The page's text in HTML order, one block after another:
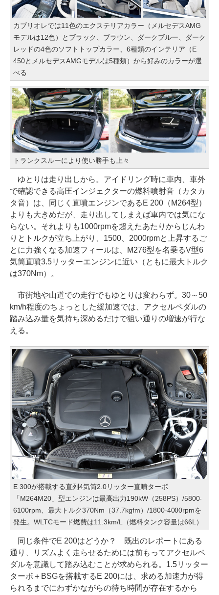
カブリオレでは11色のエクステリアカラー（メルセデスAMG
モデルは12色）とブラック、ブラウン、ダークブルー、ダーク
レッドの4色のソフトトップカラー、6種類のインテリア（E
450とメルセデスAMGモデルは5種類）から好みのカラーが選
べる
トランクスルーにより使い勝手も上々
ゆとりは走り出しから。アイドリング時に車内、車外
で確認できる高圧インジェクターの燃料噴射音（カタカ
タ音）は、同じく直噴エンジンであるE 200（M264型）
よりも大きめだが、走り出してしまえば車内では気にな
らない。それよりも1000rpmを超えたあたりからじんわ
りとトルクが立ち上がり、1500、2000rpmと上昇するご
とに力強くなる加速フィールは、M276型を名乗るV型6
気筒直噴3.5リッターエンジンに近い（ともに最大トルク
は370Nm）。
市街地や山道での走行でもゆとりは変わらず。30～50
km/h程度のちょっとした緩加速では、アクセルペダルの
踏み込み量を気持ち深めるだけで狙い通りの増速が行な
える。
E 300が搭載する直列4気筒2.0リッター直噴ターボ
「M264M20」型エンジンは最高出力190kW（258PS）/5800-
6100rpm、最大トルク370Nm（37.7kgfm）/1800-4000rpmを
発生。WLTCモード燃費は11.3km/L（燃料タンク容量は66L）
同じ条件でE 200はどうか？ 既出のレポートにある
通り、リズムよく走らせるためには前もってアクセルペ
ダルを意識して踏み込むことが求められる。1.5リッター
ターボ＋BSGを搭載するE 200には、求める加速力が得
られるまでにわずかながらの待ち時間が存在するから